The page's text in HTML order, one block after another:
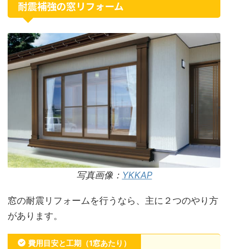
耐震補強の窓リフォーム
写真画像： YKKAP
窓の耐震リフォームを行うなら、主に２つのやり方
があります。
費用目安と工期（1窓あたり）